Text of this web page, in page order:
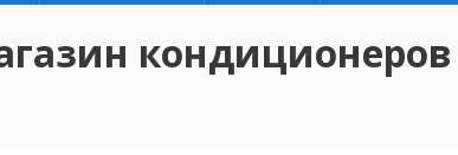
кондиционеров